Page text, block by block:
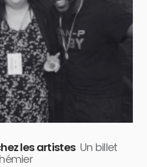
les artistes Un billet